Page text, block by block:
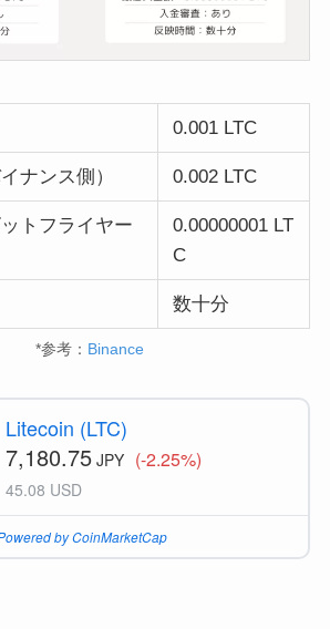
0.001 LTC
ナンス側） 0.002 LTC
トフライヤー
0.00000001 LT
C
数十分
*参考： Binance
Litecoin (LTC)
7,180.75 JPY (-2.25%)
45.08 USD
by CoinMarketCap